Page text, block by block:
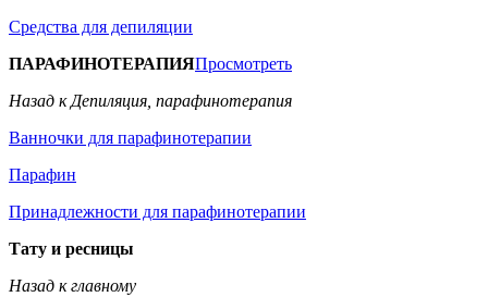
Средства для депиляции
ПАРАФИНОТЕРАПИЯПросмотреть
Назад к Депиляция, парафинотерапия
Ванночки для парафинотерапии
Парафин
Принадлежности для парафинотерапии
Тату и ресницы
Назад к главному